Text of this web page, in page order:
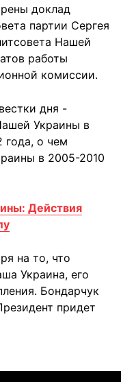
доклад
партии Сергея
Нашей
работы
комиссии.
дня -
Украины в
года, о чем
в 2005-2010
Действия
на то, что
Украина, его
Бондарчук
придет